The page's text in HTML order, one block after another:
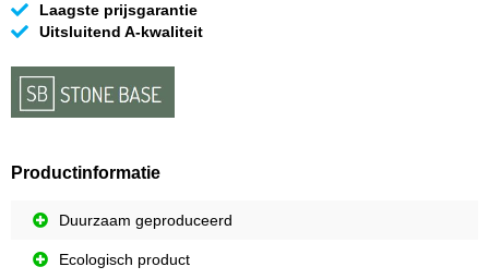
Laagste prijsgarantie
Uitsluitend A-kwaliteit
Productinformatie
Duurzaam geproduceerd
Ecologisch product